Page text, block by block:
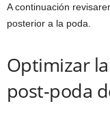
A continuación
posterior a la poda.
Optimizar
post-poda